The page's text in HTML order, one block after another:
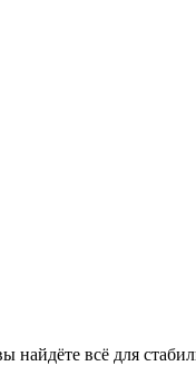
найдёте всё для